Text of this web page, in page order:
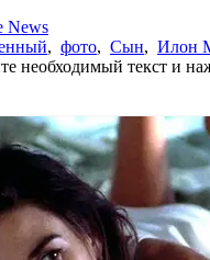
News
, фото, Сын, Илон
необходимый текст и